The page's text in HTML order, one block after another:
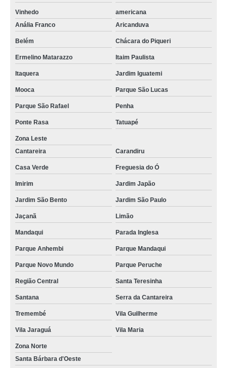
Vinhedo
americana
Anália Franco
Aricanduva
Belém Chácara do Piqueri
Ermelino Matarazzo Itaim Paulista
Itaquera Jardim Iguatemi
Mooca Parque São Lucas
Parque São Rafael Penha
Ponte Rasa Tatuapé
Zona Leste
Cantareira
Carandiru
Casa Verde Freguesia do Ó
Imirim Jardim Japão
Jardim São Bento Jardim São Paulo
Jaçanã Limão
Mandaqui Parada Inglesa
Parque Anhembi Parque Mandaqui
Parque Novo Mundo Parque Peruche
Região Central Santa Teresinha
Santana Serra da Cantareira
Tremembé Vila Guilherme
Vila Jaraguá Vila Maria
Zona Norte
Santa Bárbara d'Oeste